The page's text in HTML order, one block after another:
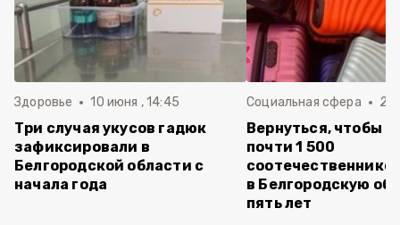
Здоровье 10 июня , 14:45
Три случая укусов гадюк
зафиксировали в
Белгородской области с
начала года
Социальная сфера 20
Вернуться, чтобы
почти 1 500
в Белгородскую
пять лет